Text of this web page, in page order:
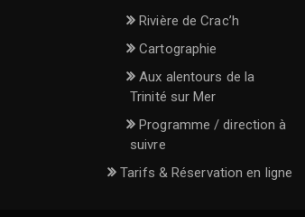
Rivière de Crac’h
Cartographie
Aux alentours de la
Trinité sur Mer
Programme / direction à
suivre
Tarifs & Réservation en ligne